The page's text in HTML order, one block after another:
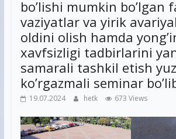
bo’lishi mumkin bo’lgan
vaziyatlar va yirik
oldini olish hamda
xavfsizligi tadbirlarini
samarali tashkil etish
ko’rgazmali seminar
19.07.2024 hetk 673 Views